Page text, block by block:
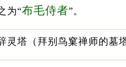
为“布毛侍者”。
塔（拜别鸟窠禅师的墓